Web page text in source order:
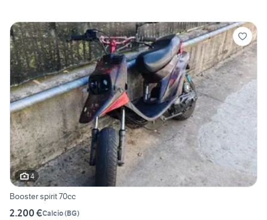
4
Booster spirit 70cc
2.200 €Calcio(BG)